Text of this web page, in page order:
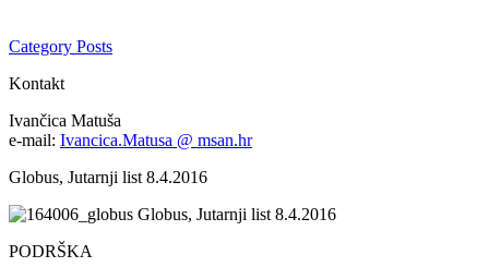
Category Posts
Kontakt
Ivančica Matuša
e-mail: Ivancica.Matusa @ msan.hr
Globus, Jutarnji list 8.4.2016
Globus, Jutarnji list 8.4.2016
PODRŠKA